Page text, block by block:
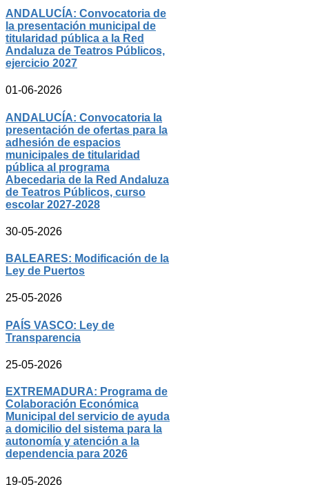
ANDALUCÍA: Convocatoria de
la presentación municipal de
titularidad pública a la Red
Andaluza de Teatros Públicos,
ejercicio 2027
01-06-2026
ANDALUCÍA: Convocatoria la
presentación de ofertas para la
adhesión de espacios
municipales de titularidad
pública al programa
Abecedaria de la Red Andaluza
de Teatros Públicos, curso
escolar 2027-2028
30-05-2026
BALEARES: Modificación de la
Ley de Puertos
25-05-2026
PAÍS VASCO: Ley de
Transparencia
25-05-2026
EXTREMADURA: Programa de
Colaboración Económica
Municipal del servicio de ayuda
a domicilio del sistema para la
autonomía y atención a la
dependencia para 2026
19-05-2026